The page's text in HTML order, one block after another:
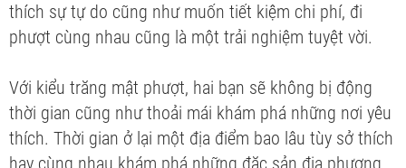
thích sự tự do cũng như muốn tiết kiệm chi phí, đi
phượt cùng nhau cũng là một trải nghiệm tuyệt vời.
Với kiểu trăng mật phượt, hai bạn sẽ không bị động
thời gian cũng như thoải mái khám phá những nơi yêu
thích. Thời gian ở lại một địa điểm bao lâu tùy sở thích